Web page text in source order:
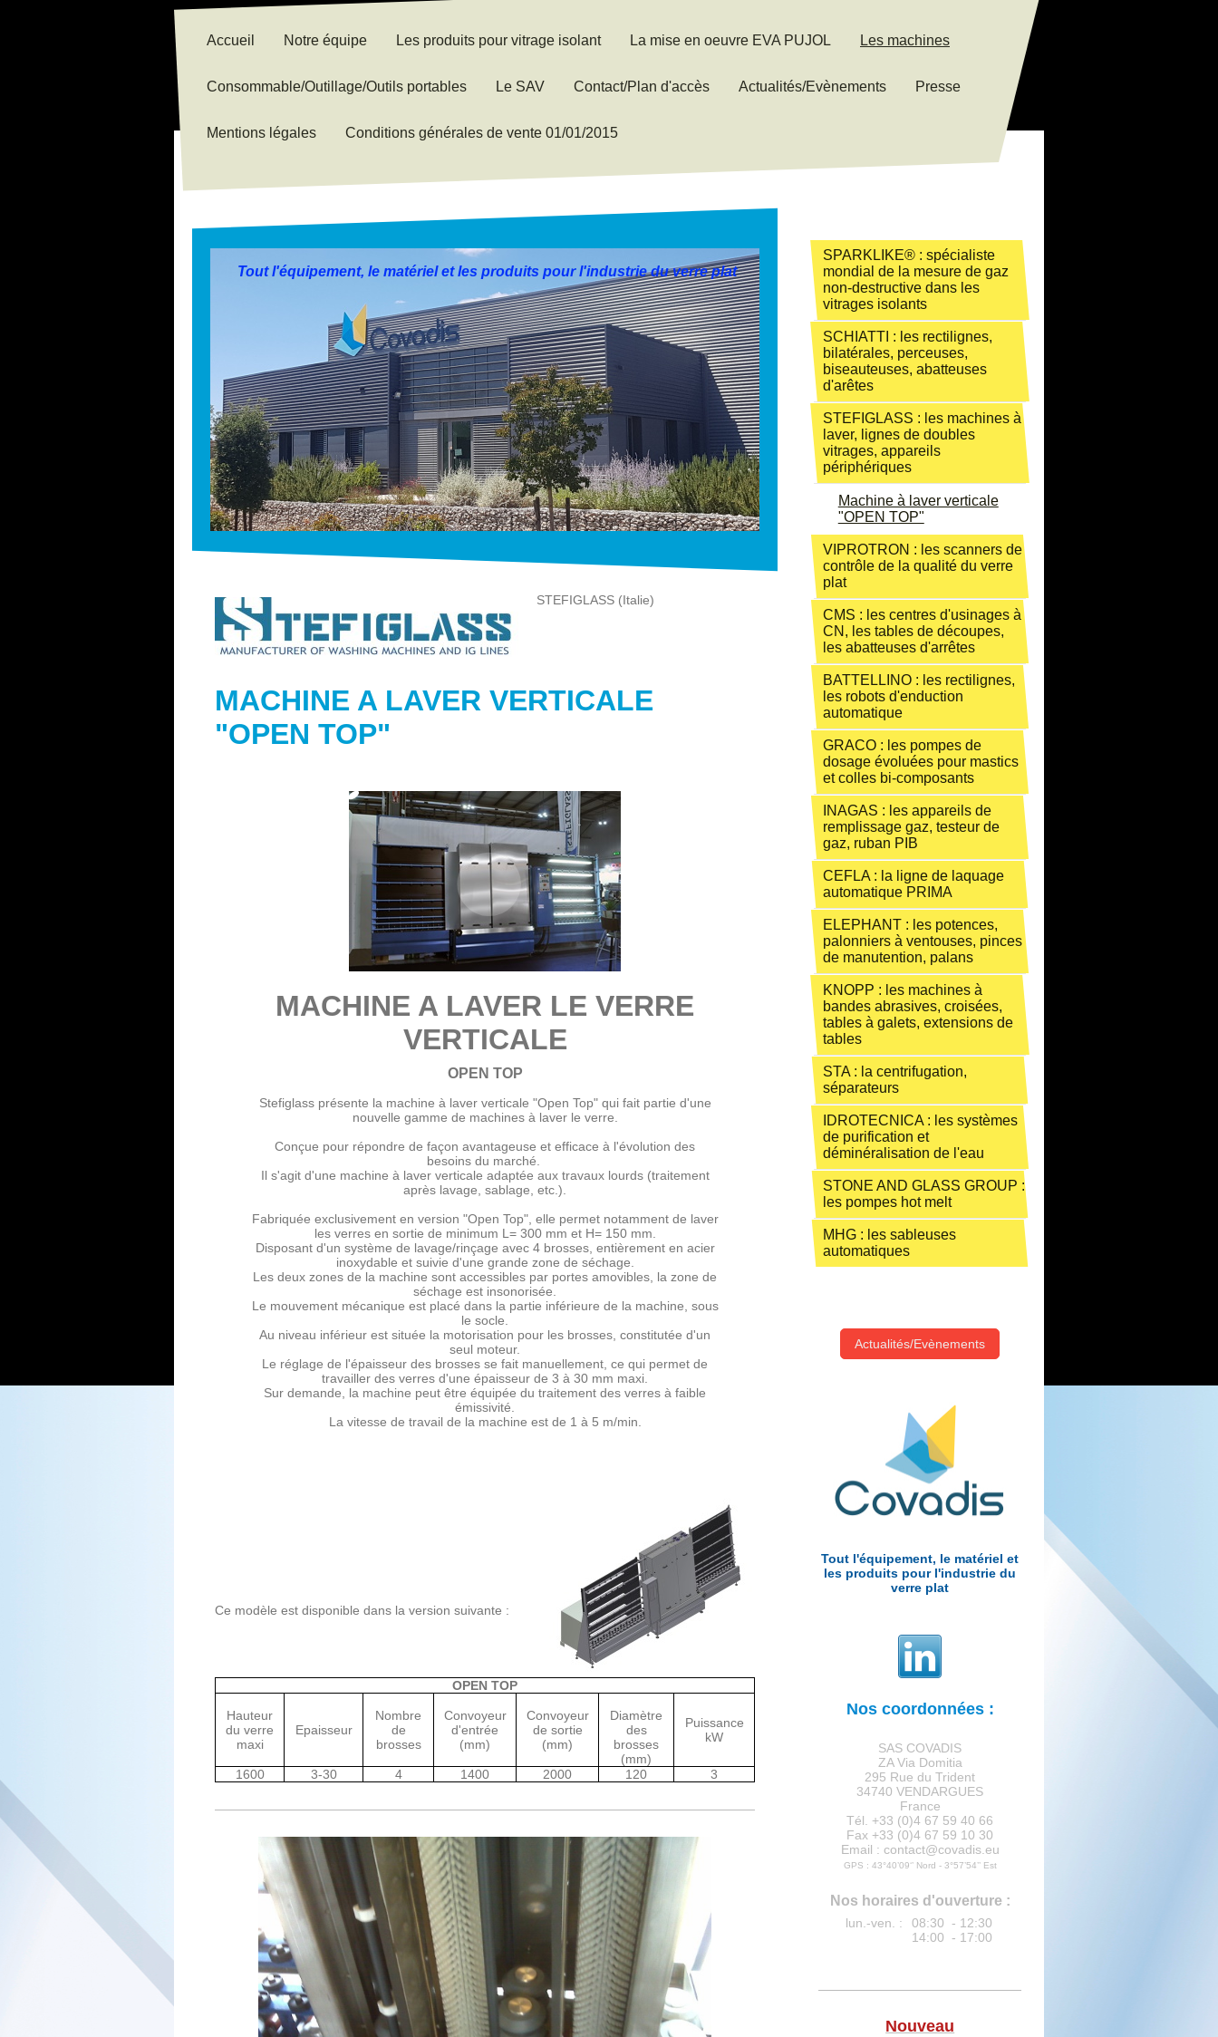
Accueil Notre équipe Les produits pour vitrage isolant La mise en oeuvre EVA PUJOL Les machines
Consommable/Outillage/Outils portables Le SAV Contact/Plan d'accès Actualités/Evènements Presse
Mentions légales Conditions générales de vente 01/01/2015
Tout l'équipement, le matériel et les produits pour l'industrie du verre plat
STEFIGLASS (Italie)
MACHINE A LAVER VERTICALE
"OPEN TOP"
MACHINE A LAVER LE VERRE
VERTICALE
OPEN TOP
Stefiglass présente la machine à laver verticale "Open Top" qui fait partie d'une
nouvelle gamme de machines à laver le verre.
Conçue pour répondre de façon avantageuse et efficace à l'évolution des
besoins du marché.
Il s'agit d'une machine à laver verticale adaptée aux travaux lourds (traitement
après lavage, sablage, etc.).
Fabriquée exclusivement en version "Open Top", elle permet notamment de laver
les verres en sortie de minimum L= 300 mm et H= 150 mm.
Disposant d'un système de lavage/rinçage avec 4 brosses, entièrement en acier
inoxydable et suivie d'une grande zone de séchage.
Les deux zones de la machine sont accessibles par portes amovibles, la zone de
séchage est insonorisée.
Le mouvement mécanique est placé dans la partie inférieure de la machine, sous
le socle.
Au niveau inférieur est située la motorisation pour les brosses, constitutée d'un
seul moteur.
Le réglage de l'épaisseur des brosses se fait manuellement, ce qui permet de
travailler des verres d'une épaisseur de 3 à 30 mm maxi.
Sur demande, la machine peut être équipée du traitement des verres à faible
émissivité.
La vitesse de travail de la machine est de 1 à 5 m/min.
Ce modèle est disponible dans la version suivante :
OPEN TOP
Hauteur
du verre
maxi
Epaisseur
Nombre
de
brosses
Convoyeur
d'entrée
(mm)
Convoyeur
de sortie
(mm)
Diamètre
des
brosses
(mm)
Puissance
kW
1600 3-30 4 1400 2000 120 3
SPARKLIKE® : spécialiste
mondial de la mesure de gaz
non-destructive dans les
vitrages isolants
SCHIATTI : les rectilignes,
bilatérales, perceuses,
biseauteuses, abatteuses
d'arêtes
STEFIGLASS : les machines à
laver, lignes de doubles
vitrages, appareils
périphériques
Machine à laver verticale
"OPEN TOP"
VIPROTRON : les scanners de
contrôle de la qualité du verre
plat
CMS : les centres d'usinages à
CN, les tables de découpes,
les abatteuses d'arrêtes
BATTELLINO : les rectilignes,
les robots d'enduction
automatique
GRACO : les pompes de
dosage évoluées pour mastics
et colles bi-composants
INAGAS : les appareils de
remplissage gaz, testeur de
gaz, ruban PIB
CEFLA : la ligne de laquage
automatique PRIMA
ELEPHANT : les potences,
palonniers à ventouses, pinces
de manutention, palans
KNOPP : les machines à
bandes abrasives, croisées,
tables à galets, extensions de
tables
STA : la centrifugation,
séparateurs
IDROTECNICA : les systèmes
de purification et
déminéralisation de l'eau
STONE AND GLASS GROUP :
les pompes hot melt
MHG : les sableuses
automatiques
Actualités/Evènements
Tout l'équipement, le matériel et
les produits pour l'industrie du
verre plat
Nos coordonnées :
SAS COVADIS
ZA Via Domitia
295 Rue du Trident
34740 VENDARGUES
France
Tél. +33 (0)4 67 59 40 66
Fax +33 (0)4 67 59 10 30
Email : contact@covadis.eu
GPS : 43°40’09‘’ Nord - 3°57’54’’ Est
Nos horaires d'ouverture :
lun.-ven. :
08:30 - 12:30
14:00 - 17:00
Nouveau